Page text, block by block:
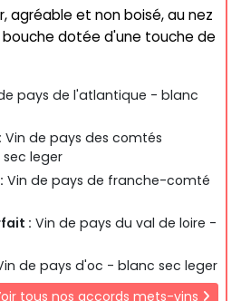
agréable et non boisé, au nez
dotée d'une touche de
pays de l'atlantique - blanc
Vin de pays des comtés
leger
Vin de pays de franche-comté
: Vin de pays du val de loire -
de pays d'oc - blanc sec leger
tous nos accords mets-vins